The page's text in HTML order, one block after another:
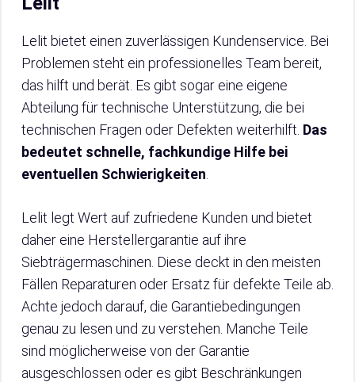
Lelit bietet einen zuverlässigen Kundenservice. Bei
Problemen steht ein professionelles Team bereit,
das hilft und berät. Es gibt sogar eine eigene
Abteilung für technische Unterstützung, die bei
technischen Fragen oder Defekten weiterhilft. Das
bedeutet schnelle, fachkundige Hilfe bei
eventuellen Schwierigkeiten
Lelit legt Wert auf zufriedene Kunden und bietet
daher eine Herstellergarantie auf ihre
Siebträgermaschinen. Diese deckt in den meisten
Fällen Reparaturen oder Ersatz für defekte Teile ab.
Achte jedoch darauf, die Garantiebedingungen
genau zu lesen und zu verstehen. Manche Teile
sind möglicherweise von der Garantie
ausgeschlossen oder es gibt Beschränkungen